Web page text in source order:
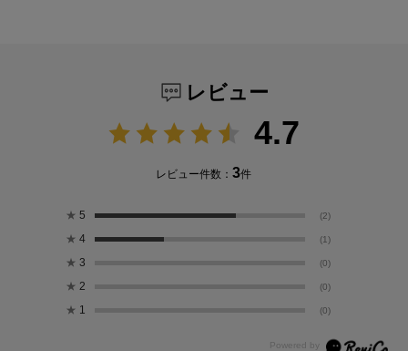
レビュー
4.7
レビュー件数：3件
★ 5 (2)
★ 4 (1)
★ 3 (0)
★ 2 (0)
★ 1 (0)